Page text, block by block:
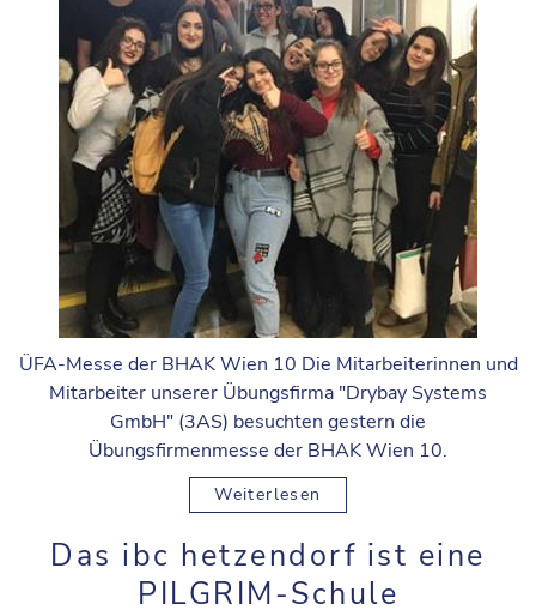
ÜFA-Messe der BHAK Wien 10 Die Mitarbeiterinnen und
Mitarbeiter unserer Übungsfirma "Drybay Systems
GmbH" (3AS) besuchten gestern die
Übungsfirmenmesse der BHAK Wien 10.
Weiterlesen
Das ibc hetzendorf ist eine
PILGRIM-Schule